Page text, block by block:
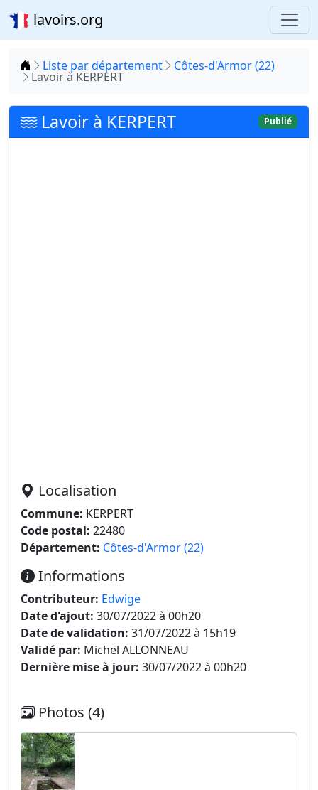
lavoirs.org
Accueil
Liste par département Côtes-d'Armor (22)
Lavoir à KERPERT
Lavoir à KERPERT Publié
Localisation
Commune: KERPERT
Code postal: 22480
Département: Côtes-d'Armor (22)
Informations
Contributeur: Edwige
Date d'ajout: 30/07/2022 à 00h20
Date de validation: 31/07/2022 à 15h19
Validé par: Michel ALLONNEAU
Dernière mise à jour: 30/07/2022 à 00h20
Photos (4)